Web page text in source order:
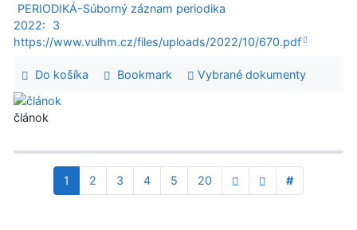
PERIODIKÁ-Súborný záznam periodika
2022:
3
https://www.vulhm.cz/files/uploads/2022/10/670.pdf
Do košíka Bookmark Vybrané dokumenty
článok
1 2 3 4 5 20 #